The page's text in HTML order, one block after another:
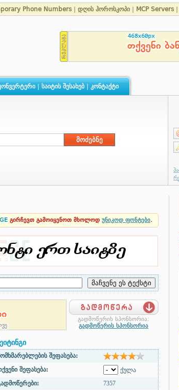
Phone Numbers დღის ჰოროსკოპი MCP Servers
| საიტის შესახებ| კონტაქტი
GE გირჩევთ გამოიყენოთ მხოლოდ უნიკოდ ფონტები.
გადმოწერის სპონსორია:
გადმოწერის სპონსორია
შეფასება:
შეფასება:
ქულა
7357